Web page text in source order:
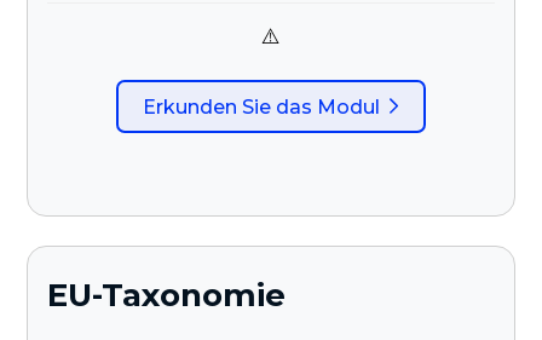
Erkunden Sie das Modul
EU-Taxonomie